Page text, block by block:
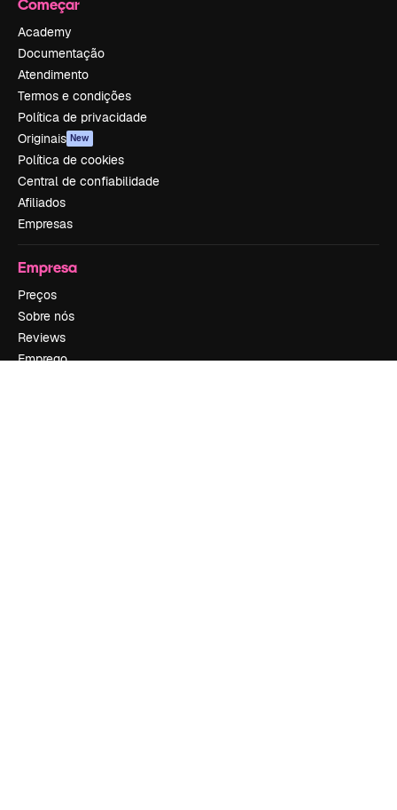
Começar
Academy
Documentação
Atendimento
Termos e condições
Política de privacidade
Originais New
Política de cookies
Central de confiabilidade
Afiliados
Empresas
Empresa
Preços
Sobre nós
Reviews
Emprego